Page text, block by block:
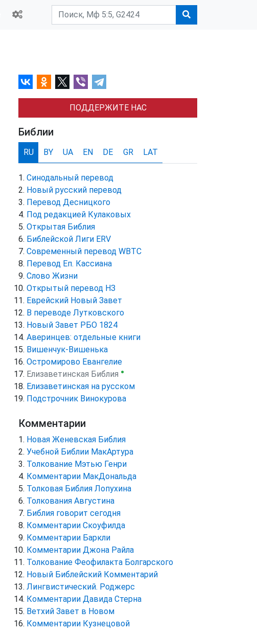
ПОДДЕРЖИТЕ НАС
Библии
RU BY UA EN DE GR LAT
Синодальный перевод
Новый русский перевод
Перевод Десницкого
Под редакцией Кулаковых
Открытая Библия
Библейской Лиги ERV
Cовременный перевод WBTC
Перевод Еп. Кассиана
Слово Жизни
Открытый перевод НЗ
Еврейский Новый Завет
В переводе Лутковского
Новый Завет РБО 1824
Аверинцев: отдельные книги
Вишенчук-Вишенька
Остромирово Евангелие
Елизаветинская Библия ●
Елизаветинская на русском
Подстрочник Винокурова
Комментарии
Новая Женевская Библия
Учебной Библии МакАртура
Толкование Мэтью Генри
Комментарии МакДональда
Толковая Библия Лопухина
Толкования Августина
Библия говорит сегодня
Комментарии Скоуфилда
Комментарии Баркли
Комментарии Джона Райла
Толкование Феофилакта Болгарского
Новый Библейский Комментарий
Лингвистический. Роджерс
Комментарии Давида Стерна
Ветхий Завет в Новом
Комментарии Кузнецовой